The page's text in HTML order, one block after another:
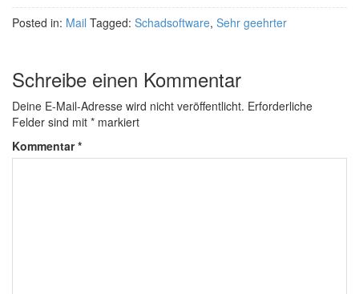
Posted in: Mail Tagged: Schadsoftware, Sehr geehrter
Schreibe einen Kommentar
Deine E-Mail-Adresse wird nicht veröffentlicht. Erforderliche
Felder sind mit * markiert
Kommentar*